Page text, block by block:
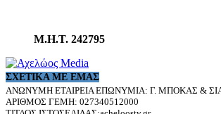
Μ.Η.Τ. 242795
ΣΧΕΤΙΚΆ ΜΕ ΕΜΆΣ
ΑΝΩΝΥΜΗ ΕΤΑΙΡΕΙΑ ΕΠΩΝΥΜΙΑ: Γ. ΜΠΟΚΑΣ &
ΑΡΙΘΜΟΣ ΓΕΜΗ: 027340512000